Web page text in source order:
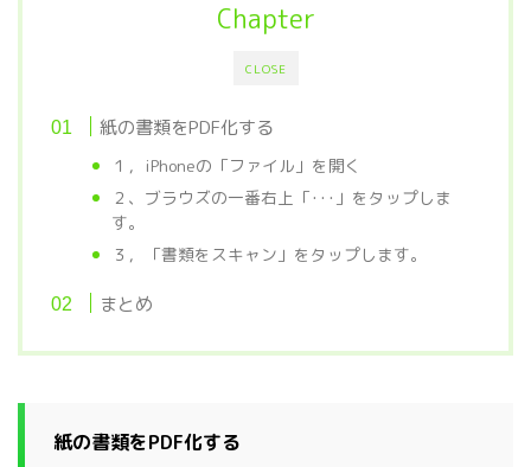
CLOSE
Chapter
紙の書類をPDF化する
１，iPhoneの「ファイル」を開く
２、ブラウズの一番右上「･･･」をタップしま
す。
３，「書類をスキャン」をタップします。
まとめ
紙の書類をPDF化する